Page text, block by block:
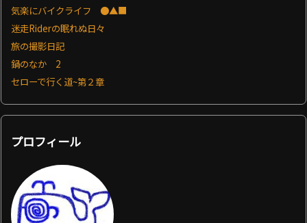
気楽にバイクライフ ●▲■
迷走Riderの眠れぬ日々
旅の撮影日記
鍋のなか 2
セローで行く道~第２章
プロフィール